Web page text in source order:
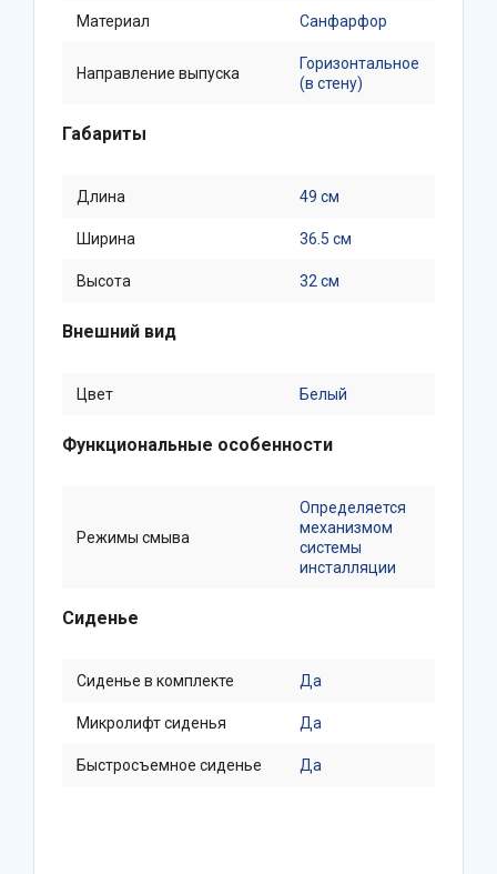
Материал Санфарфор
Направление выпуска
Горизонтальное
(в стену)
Габариты
Длина 49 см
Ширина 36.5 см
Высота 32 см
Внешний вид
Цвет Белый
Функциональные особенности
Режимы смыва
Определяется
механизмом
системы
инсталляции
Сиденье
Сиденье в комплекте Да
Микролифт сиденья Да
Быстросъемное сиденье Да